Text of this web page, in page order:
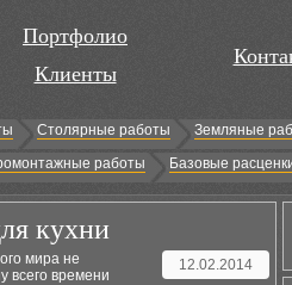
Портфолио
Клиенты
Столярные работы Земляные
работы Базовые
кухни
12.02.2014
мира не
всего времени